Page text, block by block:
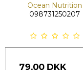
Ocean Nutrition
098731250207
79,00 DKK